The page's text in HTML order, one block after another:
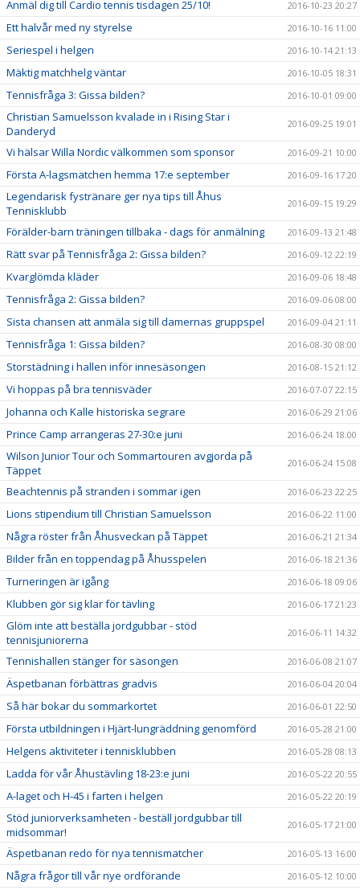
Anmäl dig till Cardio tennis tisdagen 25/10! 2016-10-23 20:27
Ett halvår med ny styrelse 2016-10-16 11:00
Seriespel i helgen 2016-10-14 21:13
Mäktig matchhelg väntar 2016-10-05 18:31
Tennisfråga 3: Gissa bilden? 2016-10-01 09:00
Christian Samuelsson kvalade in i Rising Star i
Danderyd
2016-09-25 19:01
Vi hälsar Willa Nordic välkommen som sponsor 2016-09-21 10:00
Första A-lagsmatchen hemma 17:e september 2016-09-16 17:20
Legendarisk fystränare ger nya tips till Åhus
Tennisklubb
2016-09-15 19:29
Förälder-barn träningen tillbaka - dags för anmälning 2016-09-13 21:48
Rätt svar på Tennisfråga 2: Gissa bilden? 2016-09-12 22:19
Kvarglömda kläder 2016-09-06 18:48
Tennisfråga 2: Gissa bilden? 2016-09-06 08:00
Sista chansen att anmäla sig till damernas gruppspel 2016-09-04 21:11
Tennisfråga 1: Gissa bilden? 2016-08-30 08:00
Storstädning i hallen inför innesäsongen 2016-08-15 21:12
Vi hoppas på bra tennisväder 2016-07-07 22:15
Johanna och Kalle historiska segrare 2016-06-29 21:06
Prince Camp arrangeras 27-30:e juni 2016-06-24 18:00
Wilson Junior Tour och Sommartouren avgjorda på
Täppet
2016-06-24 15:08
Beachtennis på stranden i sommar igen 2016-06-23 22:25
Lions stipendium till Christian Samuelsson 2016-06-22 11:00
Några röster från Åhusveckan på Täppet 2016-06-21 21:34
Bilder från en toppendag på Åhusspelen 2016-06-18 21:36
Turneringen är igång 2016-06-18 09:06
Klubben gör sig klar för tävling 2016-06-17 21:23
Glöm inte att beställa jordgubbar - stöd
tennisjuniorerna
2016-06-11 14:32
Tennishallen stänger för säsongen 2016-06-08 21:07
Äspetbanan förbättras gradvis 2016-06-04 20:04
Så här bokar du sommarkortet 2016-06-01 22:50
Första utbildningen i Hjärt-lungräddning genomförd 2016-05-28 21:00
Helgens aktiviteter i tennisklubben 2016-05-28 08:13
Ladda för vår Åhustävling 18-23:e juni 2016-05-22 20:55
A-laget och H-45 i farten i helgen 2016-05-22 20:19
Stöd juniorverksamheten - beställ jordgubbar till
midsommar!
2016-05-17 21:00
Äspetbanan redo för nya tennismatcher 2016-05-13 16:00
Några frågor till vår nye ordförande 2016-05-12 10:00